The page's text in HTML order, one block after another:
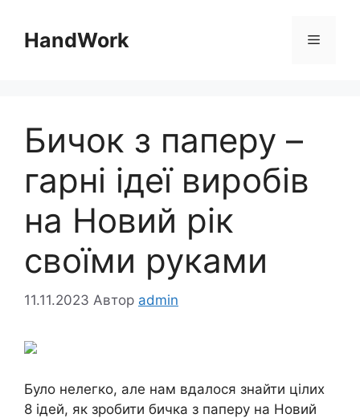
вмістуHandWork Меню
Бичок з паперу –
гарні ідеї виробів
на Новий рік
своїми руками
11.11.2023 Автор admin
Було нелегко, але нам вдалося знайти цілих
8 ідей, як зробити бичка з паперу на Новий